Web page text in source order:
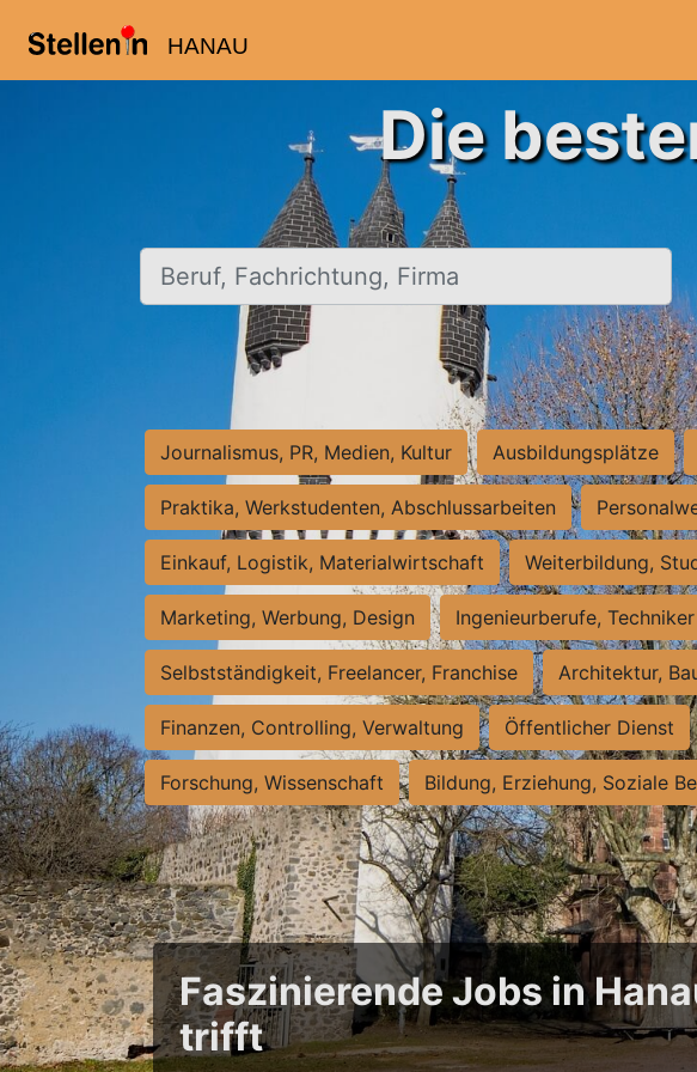
HANAU
Die
Beruf, Fachrichtung, Firma
Journalismus, PR, Medien, Kultur Ausbildungsplätze
Praktika, Werkstudenten, Abschlussarbeiten
Einkauf, Logistik, Materialwirtschaft Weiterbildung,
Marketing, Werbung, Design Ingenieurberufe, Techniker
Selbstständigkeit, Freelancer, Franchise Architektur,
Finanzen, Controlling, Verwaltung Öffentlicher Dienst
Forschung, Wissenschaft Bildung, Erziehung, Soziale
Faszinierende Jobs in
trifft